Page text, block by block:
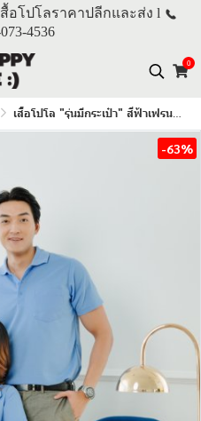
อโปโลราคาปลีกและส่ง l
4536
0
เสื้อโปโล "รุ่นมีกระเป๋า" สีฟ้าเฟรนซ์บลู
-63%